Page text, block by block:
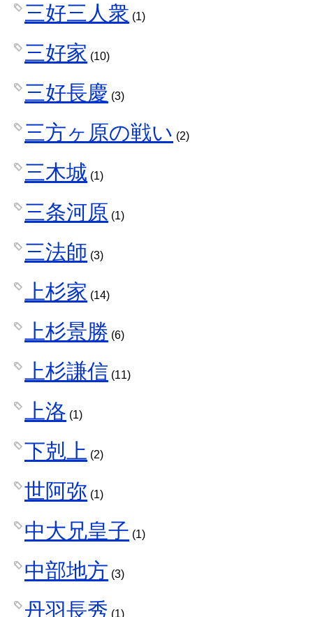
三好三人衆 (1)
三好家 (10)
三好長慶 (3)
三方ヶ原の戦い (2)
三木城 (1)
三条河原 (1)
三法師 (3)
上杉家 (14)
上杉景勝 (6)
上杉謙信 (11)
上洛 (1)
下剋上 (2)
世阿弥 (1)
中大兄皇子 (1)
中部地方 (3)
丹羽長秀 (1)